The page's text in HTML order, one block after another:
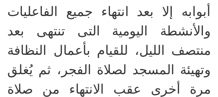
أبوابه إلا بعد انتهاء جميع الفاعليات
والأنشطة اليومية التى تنتهى بعد
منتصف الليل، للقيام بأعمال النظافة
وتهيئة المسجد لصلاة الفجر، ثم يُغلق
مرة أخرى عقب الانتهاء من صلاة